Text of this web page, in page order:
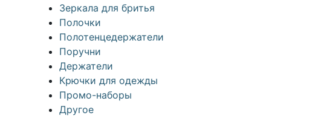
Зеркала для бритья
Полочки
Полотенцедержатели
Поручни
Держатели
Крючки для одежды
Промо-наборы
Другое